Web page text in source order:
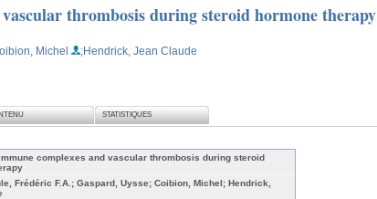
thrombosis during steroid hormone therapy
Michel
;Hendrick, Jean Claude
STATISTIQUES
complexes and vascular thrombosis during steroid
Frédéric F.A.; Gaspard, Uysse; Coibion, Michel; Hendrick,